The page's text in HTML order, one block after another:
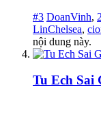
#3 DoanVinh,
LinChelsea,
nội dung này.
Tu Ech Sai